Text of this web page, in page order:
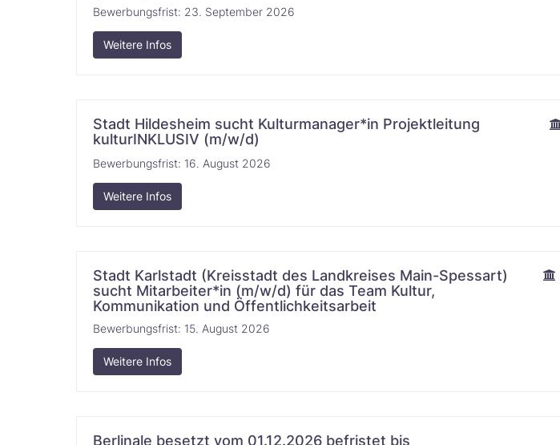
Bewerbungsfrist: 23. September 2026
Weitere Infos
Stadt Hildesheim sucht Kulturmanager*in Projektleitung
kulturINKLUSIV (m/w/d)​‌​‌​​‌‌​​‌​‌​
Bewerbungsfrist: 16. August 2026
Weitere Infos
Stadt Karlstadt (Kreisstadt des Landkreises Main-Spessart)
sucht Mitarbeiter*in (m/w/d) für das Team Kultur,
Kommunikation und Öffentlichkeitsarbeit‌‌​‌​​​​​‌‌​
Bewerbungsfrist: 15. August 2026
Weitere Infos
Berlinale besetzt vom 01.12.2026 befristet bis